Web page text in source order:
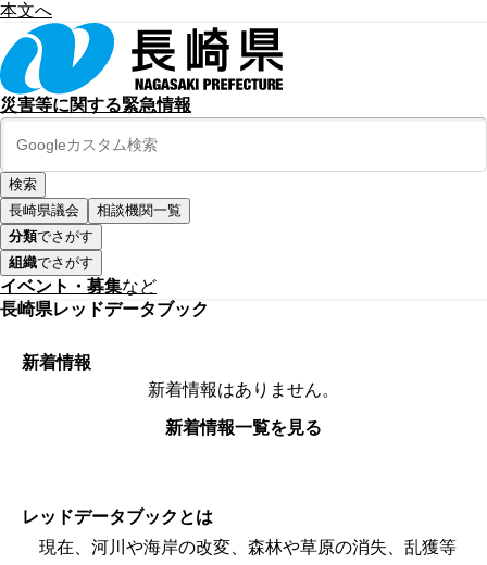
本文へ
災害等に関する緊急情報
長崎県議会
相談機関一覧
分類でさがす
組織でさがす
イベント・募集など
長崎県レッドデータブック
新着情報
新着情報はありません。
新着情報一覧を見る
レッドデータブックとは
現在、河川や海岸の改変、森林や草原の消失、乱獲等